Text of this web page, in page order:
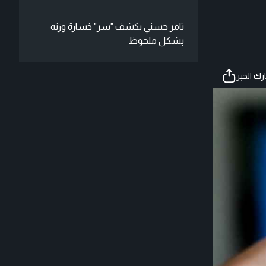
الخبر
تامر حسني يكشف "سر" خسارة وزنه
بشكل ملحوظ